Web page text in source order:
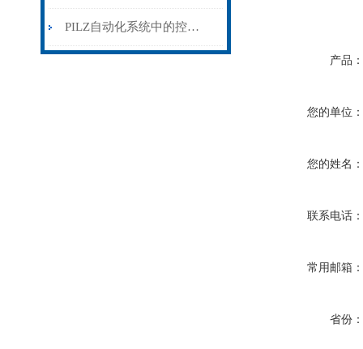
PILZ自动化系统中的控制系统
产品：
您的单位：
您的姓名：
联系电话：
常用邮箱：
省份：